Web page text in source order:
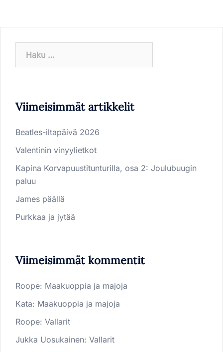
Viimeisimmät artikkelit
Beatles-iltapäivä 2026
Valentinin vinyylietkot
Kapina Korvapuustitunturilla, osa 2: Joulubuugin
paluu
James päällä
Purkkaa ja jytää
Viimeisimmät kommentit
Roope: Maakuoppia ja majoja
Kata: Maakuoppia ja majoja
Roope: Vallarit
Jukka Uosukainen: Vallarit